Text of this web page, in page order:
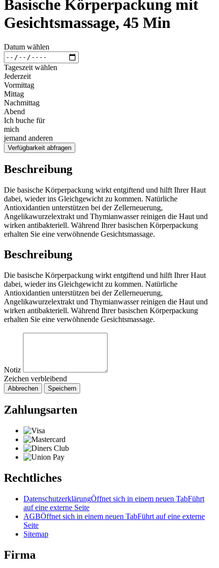
Basische Körperpackung mit
Gesichtsmassage, 45 Min
Datum wählen
Tageszeit wählen
Jederzeit
Vormittag
Mittag
Nachmittag
Abend
Ich buche für
mich
jemand anderen
Verfügbarkeit abfragen
Beschreibung
Die basische Körperpackung wirkt entgiftend und hilft Ihrer Haut
dabei, wieder ins Gleichgewicht zu kommen. Natürliche
Antioxidantien unterstützen bei der Zellerneuerung,
Angelikawurzelextrakt und Thymianwasser reinigen die Haut und
wirken antibakteriell. Während Ihrer basischen Körperpackung
erhalten Sie eine verwöhnende Gesichtsmassage.
Beschreibung
Die basische Körperpackung wirkt entgiftend und hilft Ihrer Haut
dabei, wieder ins Gleichgewicht zu kommen. Natürliche
Antioxidantien unterstützen bei der Zellerneuerung,
Angelikawurzelextrakt und Thymianwasser reinigen die Haut und
wirken antibakteriell. Während Ihrer basischen Körperpackung
erhalten Sie eine verwöhnende Gesichtsmassage.
Notiz
Zeichen verbleibend
Abbrechen Speichern
Zahlungsarten
Rechtliches
DatenschutzerklärungÖffnet sich in einem neuen TabFührt
auf eine externe Seite
AGBÖffnet sich in einem neuen TabFührt auf eine externe
Seite
Sitemap
Firma